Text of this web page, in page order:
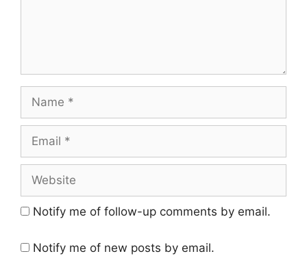
Notify me of follow-up comments by email.
Notify me of new posts by email.